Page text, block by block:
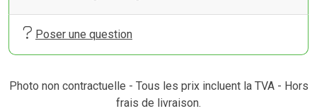
Poser une question
Photo non contractuelle - Tous les prix incluent la TVA - Hors
frais de livraison.